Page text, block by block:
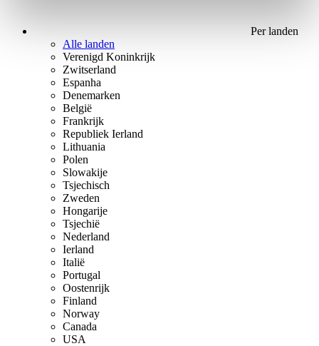
Per landen
Alle landen
Verenigd Koninkrijk
Zwitserland
Espanha
Denemarken
België
Frankrijk
Republiek Ierland
Lithuania
Polen
Slowakije
Tsjechisch
Zweden
Hongarije
Tsjechië
Nederland
Ierland
Italië
Portugal
Oostenrijk
Finland
Norway
Canada
USA